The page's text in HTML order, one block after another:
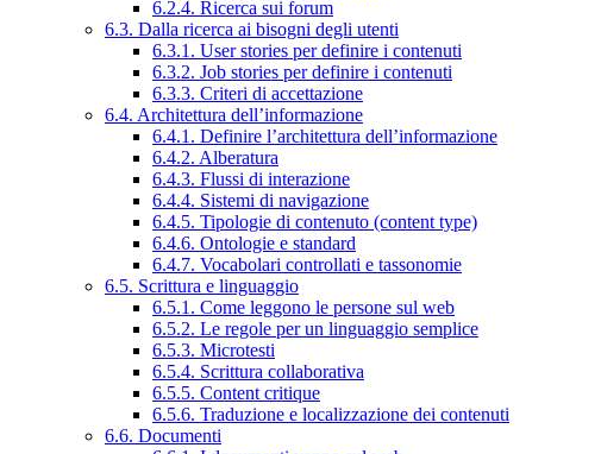
6.2.4. Ricerca sui forum
6.3. Dalla ricerca ai bisogni degli utenti
6.3.1. User stories per definire i contenuti
6.3.2. Job stories per definire i contenuti
6.3.3. Criteri di accettazione
6.4. Architettura dell’informazione
6.4.1. Definire l’architettura dell’informazione
6.4.2. Alberatura
6.4.3. Flussi di interazione
6.4.4. Sistemi di navigazione
6.4.5. Tipologie di contenuto (content type)
6.4.6. Ontologie e standard
6.4.7. Vocabolari controllati e tassonomie
6.5. Scrittura e linguaggio
6.5.1. Come leggono le persone sul web
6.5.2. Le regole per un linguaggio semplice
6.5.3. Microtesti
6.5.4. Scrittura collaborativa
6.5.5. Content critique
6.5.6. Traduzione e localizzazione dei contenuti
6.6. Documenti